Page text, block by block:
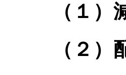
（１
（２）